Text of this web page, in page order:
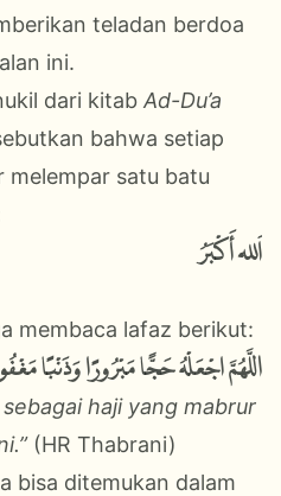
teladan berdoa
ini.
dari kitab Ad-Du’a
bahwa setiap
melempar satu batu
اَلله أَكْبَرُ
membaca lafaz berikut:
اللَّهُمَّ اجْعَلْهُ حَجًّا مَبْرُورًا وَذَنْبًا
haji yang mabrur
(HR Thabrani)
bisa ditemukan dalam